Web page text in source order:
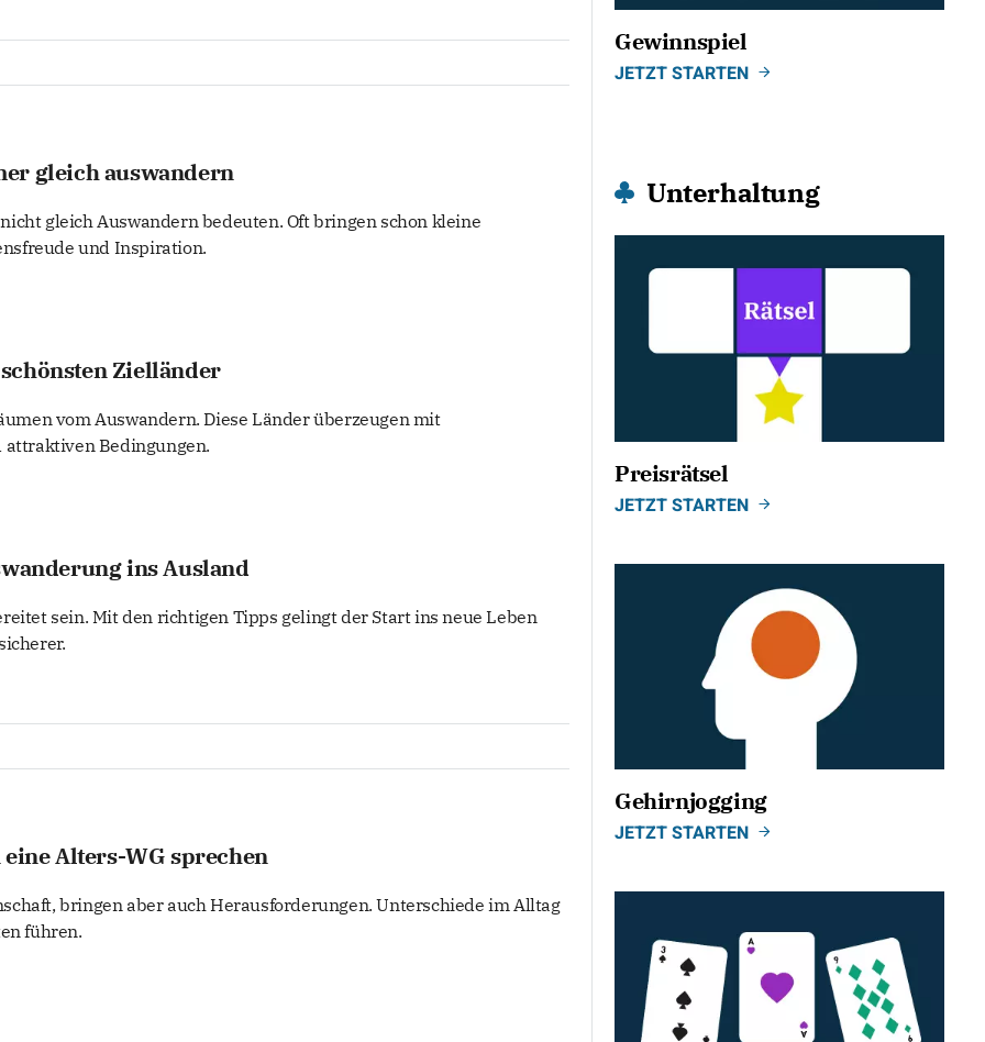
gleich auswandern
gleich Auswandern bedeuten. Oft bringen schon kleine
und Inspiration.
Zielländer
vom Auswandern. Diese Länder überzeugen mit
Bedingungen.
ins Ausland
sein. Mit den richtigen Tipps gelingt der Start ins neue Leben
Alters-WG sprechen
bringen aber auch Herausforderungen. Unterschiede im Alltag
führen.
Gewinnspiel
JETZT STARTEN
Unterhaltung
Preisrätsel
JETZT STARTEN
Gehirnjogging
JETZT STARTEN